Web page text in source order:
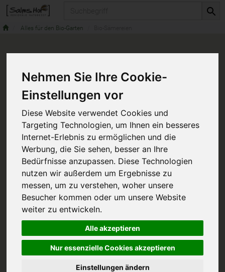
Nehmen Sie Ihre Cookie-
Einstellungen vor
Diese Website verwendet Cookies und
Targeting Technologien, um Ihnen ein besseres
Internet-Erlebnis zu ermöglichen und die
Werbung, die Sie sehen, besser an Ihre
Bedürfnisse anzupassen. Diese Technologien
nutzen wir außerdem um Ergebnisse zu
messen, um zu verstehen, woher unsere
Besucher kommen oder um unsere Website
weiter zu entwickeln.
Alle akzeptieren
Nur essenzielle Cookies akzeptieren
Einstellungen ändern
Alles für den Bio-Garten